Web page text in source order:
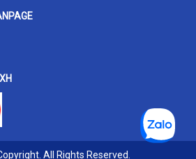
All Rights Reserved.